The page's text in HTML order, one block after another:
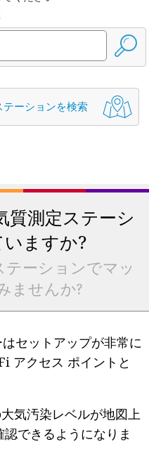
テーションを検索
質測定ステーシ
ますか?
ーションでマッ
ませんか?
セットアップが非常に
アクセス ポイントと
気汚染レベルが地図上
できるようになりま